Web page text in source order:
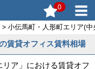
0
> 小伝馬町・人形町エリア(
賃貸オフィス賃料相場
ア」における賃貸オフ